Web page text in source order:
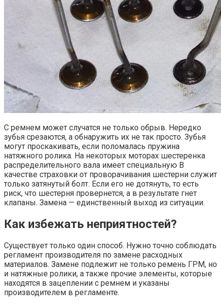
С ремнем может случатся не только обрыв. Нередко
зубья срезаются, а обнаружить их не так просто. Зубья
могут проскакивать, если поломалась пружина
натяжного ролика. На некоторых моторах шестеренка
распределительного вала имеет специальную В
качестве страховки от проворачивания шестерни служит
только затянутый болт. Если его не дотянуть, то есть
риск, что шестерня провернется, а в результате гнет
клапаны. Замена — единственный выход из ситуации.
Как избежать неприятностей?
Существует только один способ. Нужно точно соблюдать
регламент производителя по замене расходных
материалов. Замене подлежит не только ремень ГРМ, но
и натяжные ролики, а также прочие элементы, которые
находятся в зацеплении с ремнем и указаны
производителем в регламенте.